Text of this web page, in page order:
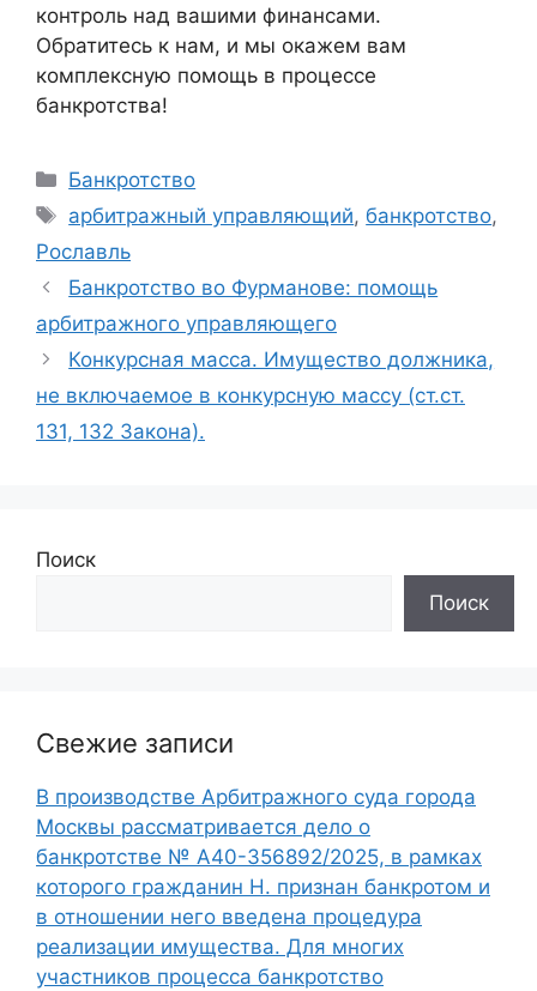
контроль над вашими финансами.
Обратитесь к нам, и мы окажем вам
комплексную помощь в процессе
банкротства!
Рубрики
Банкротство
Метки
арбитражный управляющий,банкротство,
Рославль
Банкротство во Фурманове: помощь
арбитражного управляющего
Конкурсная масса. Имущество должника,
не включаемое в конкурсную массу (ст.ст.
131, 132 Закона).
Поиск
Поиск
Свежие записи
В производстве Арбитражного суда города
Москвы рассматривается дело о
банкротстве № А40-356892/2025, в рамках
которого гражданин Н. признан банкротом и
в отношении него введена процедура
реализации имущества. Для многих
участников процесса банкротство